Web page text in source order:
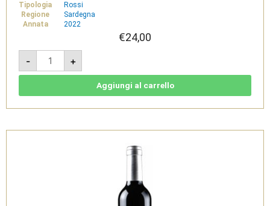
Tipologia
Rossi
Regione
Sardegna
Annata
2022
€24,00
-
Is
Arenas
2022
-
Riserva
Sardus
+
Aggiungi al carrello